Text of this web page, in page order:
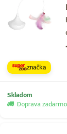
značka
Skladom
Doprava zadarmo